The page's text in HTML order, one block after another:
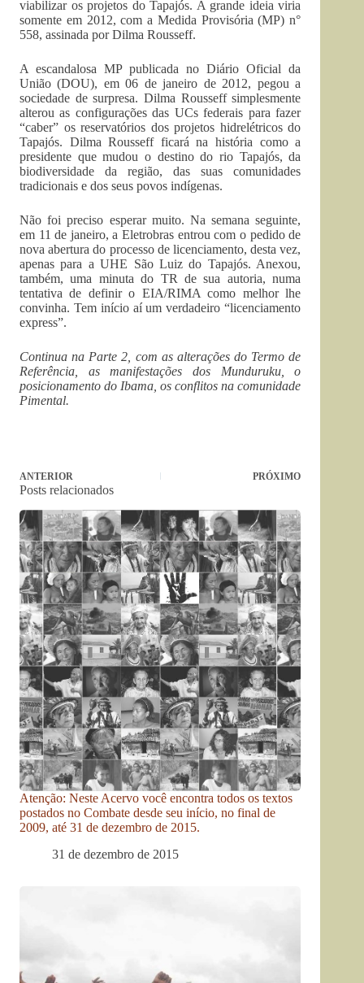
viabilizar os projetos do Tapajós. A grande ideia viria
somente em 2012, com a Medida Provisória (MP) n°
558, assinada por Dilma Rousseff.
A escandalosa MP publicada no Diário Oficial da
União (DOU), em 06 de janeiro de 2012, pegou a
sociedade de surpresa. Dilma Rousseff simplesmente
alterou as configurações das UCs federais para fazer
“caber” os reservatórios dos projetos hidrelétricos do
Tapajós. Dilma Rousseff ficará na história como a
presidente que mudou o destino do rio Tapajós, da
biodiversidade da região, das suas comunidades
tradicionais e dos seus povos indígenas.
Não foi preciso esperar muito. Na semana seguinte,
em 11 de janeiro, a Eletrobras entrou com o pedido de
nova abertura do processo de licenciamento, desta vez,
apenas para a UHE São Luiz do Tapajós. Anexou,
também, uma minuta do TR de sua autoria, numa
tentativa de definir o EIA/RIMA como melhor lhe
convinha. Tem início aí um verdadeiro “licenciamento
express”.
Continua na Parte 2, com as alterações do Termo de
Referência, as manifestações dos Munduruku, o
posicionamento do Ibama, os conflitos na comunidade
Pimental.
ANTERIOR PRÓXIMO
Posts relacionados
Atenção: Neste Acervo você encontra todos os textos
postados no Combate desde seu início, no final de
2009, até 31 de dezembro de 2015.
31 de dezembro de 2015